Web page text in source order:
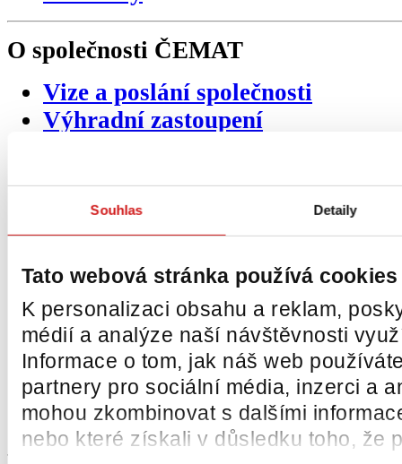
Souhlas Detaily
Tato webová stránka používá cookies
K personalizaci obsahu a reklam,
médií a analýze naší návštěvnosti
Informace o tom, jak náš web
partnery pro sociální média, inzerci a
mohou zkombinovat s dalšími
nebo které získali v důsledku toho, že
O společnosti ČEMAT
Vize a poslání společnosti
Výhradní zastoupení
Reference
Mohli jste nás potkat
Certifikáty
Obchodní podmínky
Politika společnosti
Projekty EU
Ochrana osobních údajů
Zpětný odběr odpadních